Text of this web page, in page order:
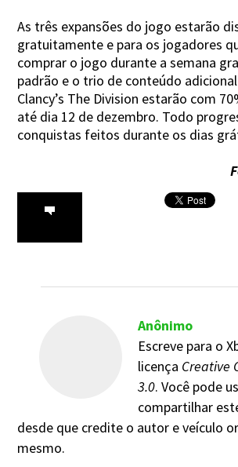
As três expansões do jogo estarão
gratuitamente e para os jogadores
comprar o jogo durante a semana
padrão e o trio de conteúdo
Clancy’s The Division estarão com
até dia 12 de dezembro. Todo
conquistas feitos durante os dias
Anônimo
Escreve para o
licença Creative
3.0. Você pode
compartilhar
desde que credite o autor e veículo
mesmo.